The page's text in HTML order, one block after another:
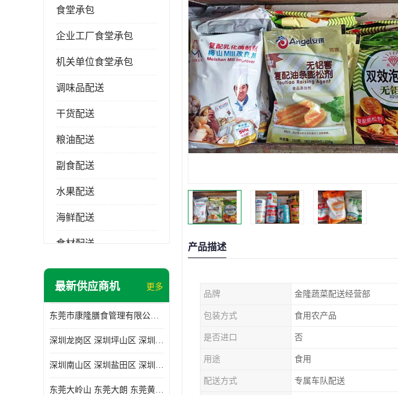
食堂承包
企业工厂食堂承包
机关单位食堂承包
调味品配送
干货配送
粮油配送
副食配送
水果配送
海鲜配送
食材配送
最新供应商机 更多
东莞市康隆膳食管理有限公司主要经营蔬菜配送 东莞食堂承包 光明蔬菜配送 深圳市食堂承包 深圳市蔬菜配送等业务 欢迎咨询了解
深圳龙岗区 深圳坪山区 深圳光明区 深圳龙华区
深圳南山区 深圳盐田区 深圳福田区 深圳罗湖区 深圳龙岗区
东莞大岭山 东莞大朗 东莞黄江 东莞樟木头 蔬菜配送
产品描述
品牌 金隆蔬菜配送经营部
包装方式 食用农产品
是否进口 否
用途 食用
配送方式 专属车队配送